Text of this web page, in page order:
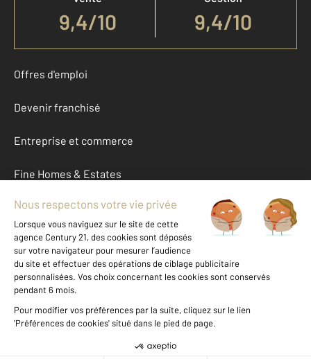
9,4/10 9,4/10
Offres d'emploi
Devenir franchisé
Entreprise et commerce
Fine Homes & Estates
À propos
International
Nous contacter
Données personnelles